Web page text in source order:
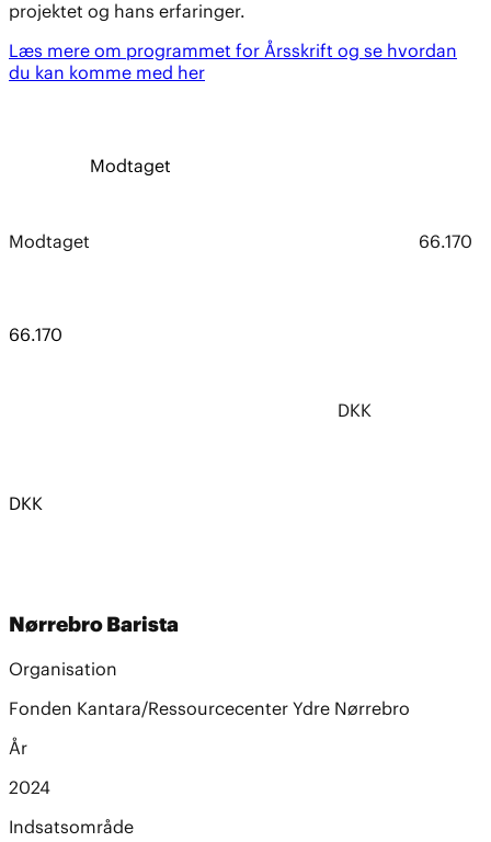
projektet og hans erfaringer.
Læs mere om programmet for Årsskrift og se hvordan
du kan komme med her
Modtaget
Modtaget
66.170
66.170
DKK
DKK
Nørrebro Barista
Organisation
Fonden Kantara/Ressourcecenter Ydre Nørrebro
År
2024
Indsatsområde